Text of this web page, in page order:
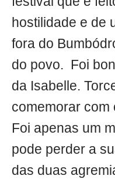
hostilidade e de
fora do
do povo. Foi
da Isabelle.
comemorar com
Foi apenas um
pode perder a
das duas